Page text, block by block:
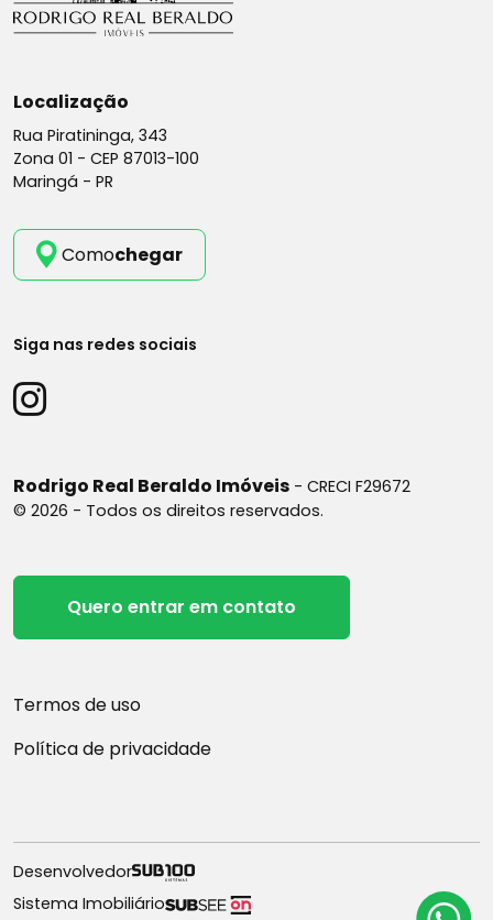
Localização
Rua Piratininga, 343
Zona 01 - CEP 87013-100
Maringá - PR
Comochegar
Siga nas redes sociais
Rodrigo Real Beraldo Imóveis - CRECI F29672
© 2026 - Todos os direitos reservados.
Quero entrar em contato
Termos de uso
Política de privacidade
Desenvolvedor
Sistema Imobiliário